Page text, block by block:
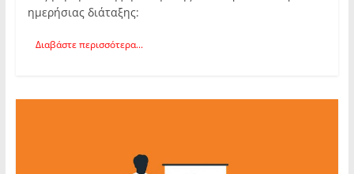
ημερήσιας διάταξης:
Διαβάστε περισσότερα...